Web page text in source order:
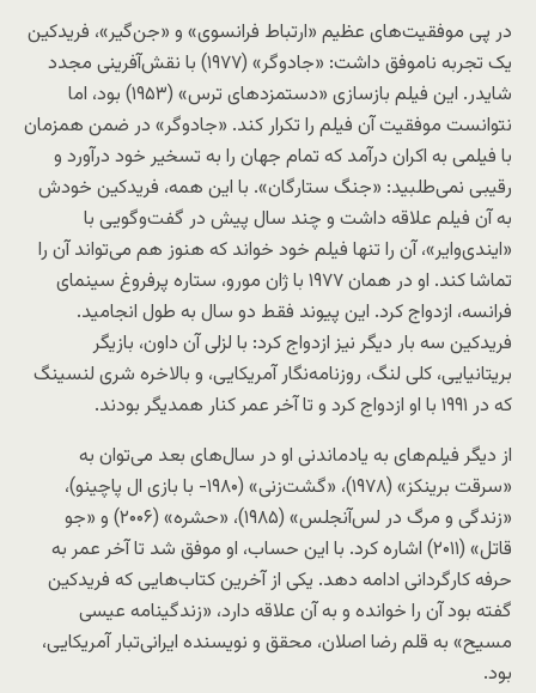
در پی موفقیت‌های عظیم «ارتباط فرانسوی» و «جن‌گیر»، فریدکین
یک تجربه ناموفق داشت: «جادوگر»‌ (۱۹۷۷) با نقش‌آفرینی مجدد
شایدر. این فیلم بازسازی «دستمزدهای ترس» (۱۹۵۳) بود، اما
نتوانست موفقیت آن فیلم را تکرار کند. «جادوگر» در ضمن همزمان
با فیلمی به اکران درآمد که تمام جهان را به تسخیر خود درآورد و
رقیبی نمی‌طلبید: «جنگ‌ ستارگان». با این همه، فریدکین خودش
به آن فیلم علاقه داشت و چند سال پیش در گفت‌وگویی با
«ایندی‌وایر»، آن ‌را تنها فیلم خود خواند که هنوز هم می‌تواند آن ‌را
تماشا کند. او در همان ۱۹۷۷ با ژان مورو، ستاره پرفروغ سینمای
فرانسه، ازدواج کرد. این پیوند فقط دو سال به طول انجامید.
فریدکین سه بار دیگر نیز ازدواج کرد: با لزلی آن داون، بازیگر
بریتانیایی، کلی لنگ، روزنامه‌نگار آمریکایی، و بالاخره شری لنسینگ
که در ۱۹۹۱ با او ازدواج کرد و تا آخر عمر کنار همدیگر بودند.
از دیگر فیلم‌های به یادماندنی او در سال‌های بعد می‌توان به
«سرقت برینکز» (۱۹۷۸)، «گشت‌زنی» (۱۹۸۰- با بازی ال پاچینو)،
«زندگی و مرگ در لس‌آنجلس» (۱۹۸۵)، «حشره» (۲۰۰۶) و «جو
قاتل» (۲۰۱۱) اشاره کرد. با این حساب، او موفق شد تا آخر عمر به
حرفه کارگردانی ادامه دهد. یکی از آخرین کتاب‌هایی که فریدکین
گفته بود آن ‌را خوانده و به آن علاقه دارد، «زندگینامه عیسی
مسیح» به قلم رضا اصلان، محقق و نویسنده ایرانی‌تبار آمریکایی،
بود.